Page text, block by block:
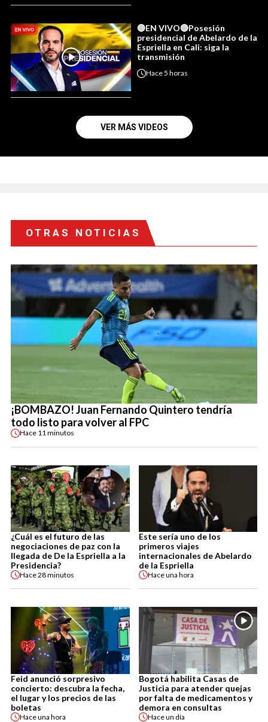
🔴EN VIVO🔴Posesión
presidencial de Abelardo de la
Espriella en Cali: siga la
transmisión
Hace5 horas
VER MÁS VIDEOS
OTRAS NOTICIAS
¡BOMBAZO! Juan Fernando Quintero tendría
todo listo para volver al FPC
Hace 11 minutos
¿Cuál es el futuro de las
negociaciones de paz con la
llegada de De la Espriella a la
Presidencia?
Hace28 minutos
Este sería uno de los
primeros viajes
internacionales de Abelardo
de la Espriella
Haceuna hora
Feid anunció sorpresivo
concierto: descubra la fecha,
el lugar y los precios de las
boletas
Haceuna hora
Bogotá habilita Casas de
Justicia para atender quejas
por falta de medicamentos y
demora en consultas
Haceun día